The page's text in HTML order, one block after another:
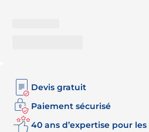
Devis gratuit
Paiement sécurisé
40 ans d’expertise pour